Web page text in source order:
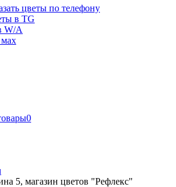
цветы по телефону
в TG
W/A
мах
0
5, магазин цветов "Рефлекс"